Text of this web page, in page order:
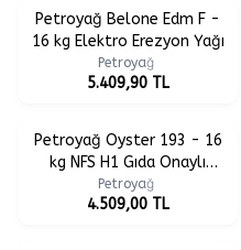
Petroyağ Belone Edm F -
16 kg Elektro Erezyon Yağı
Petroyağ
5.409,90TL
Petroyağ Oyster 193 - 16
kg NFS H1 Gıda Onaylı
Beyaz Yağı
Petroyağ
4.509,00TL